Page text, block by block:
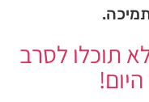
תוכלו לסרב